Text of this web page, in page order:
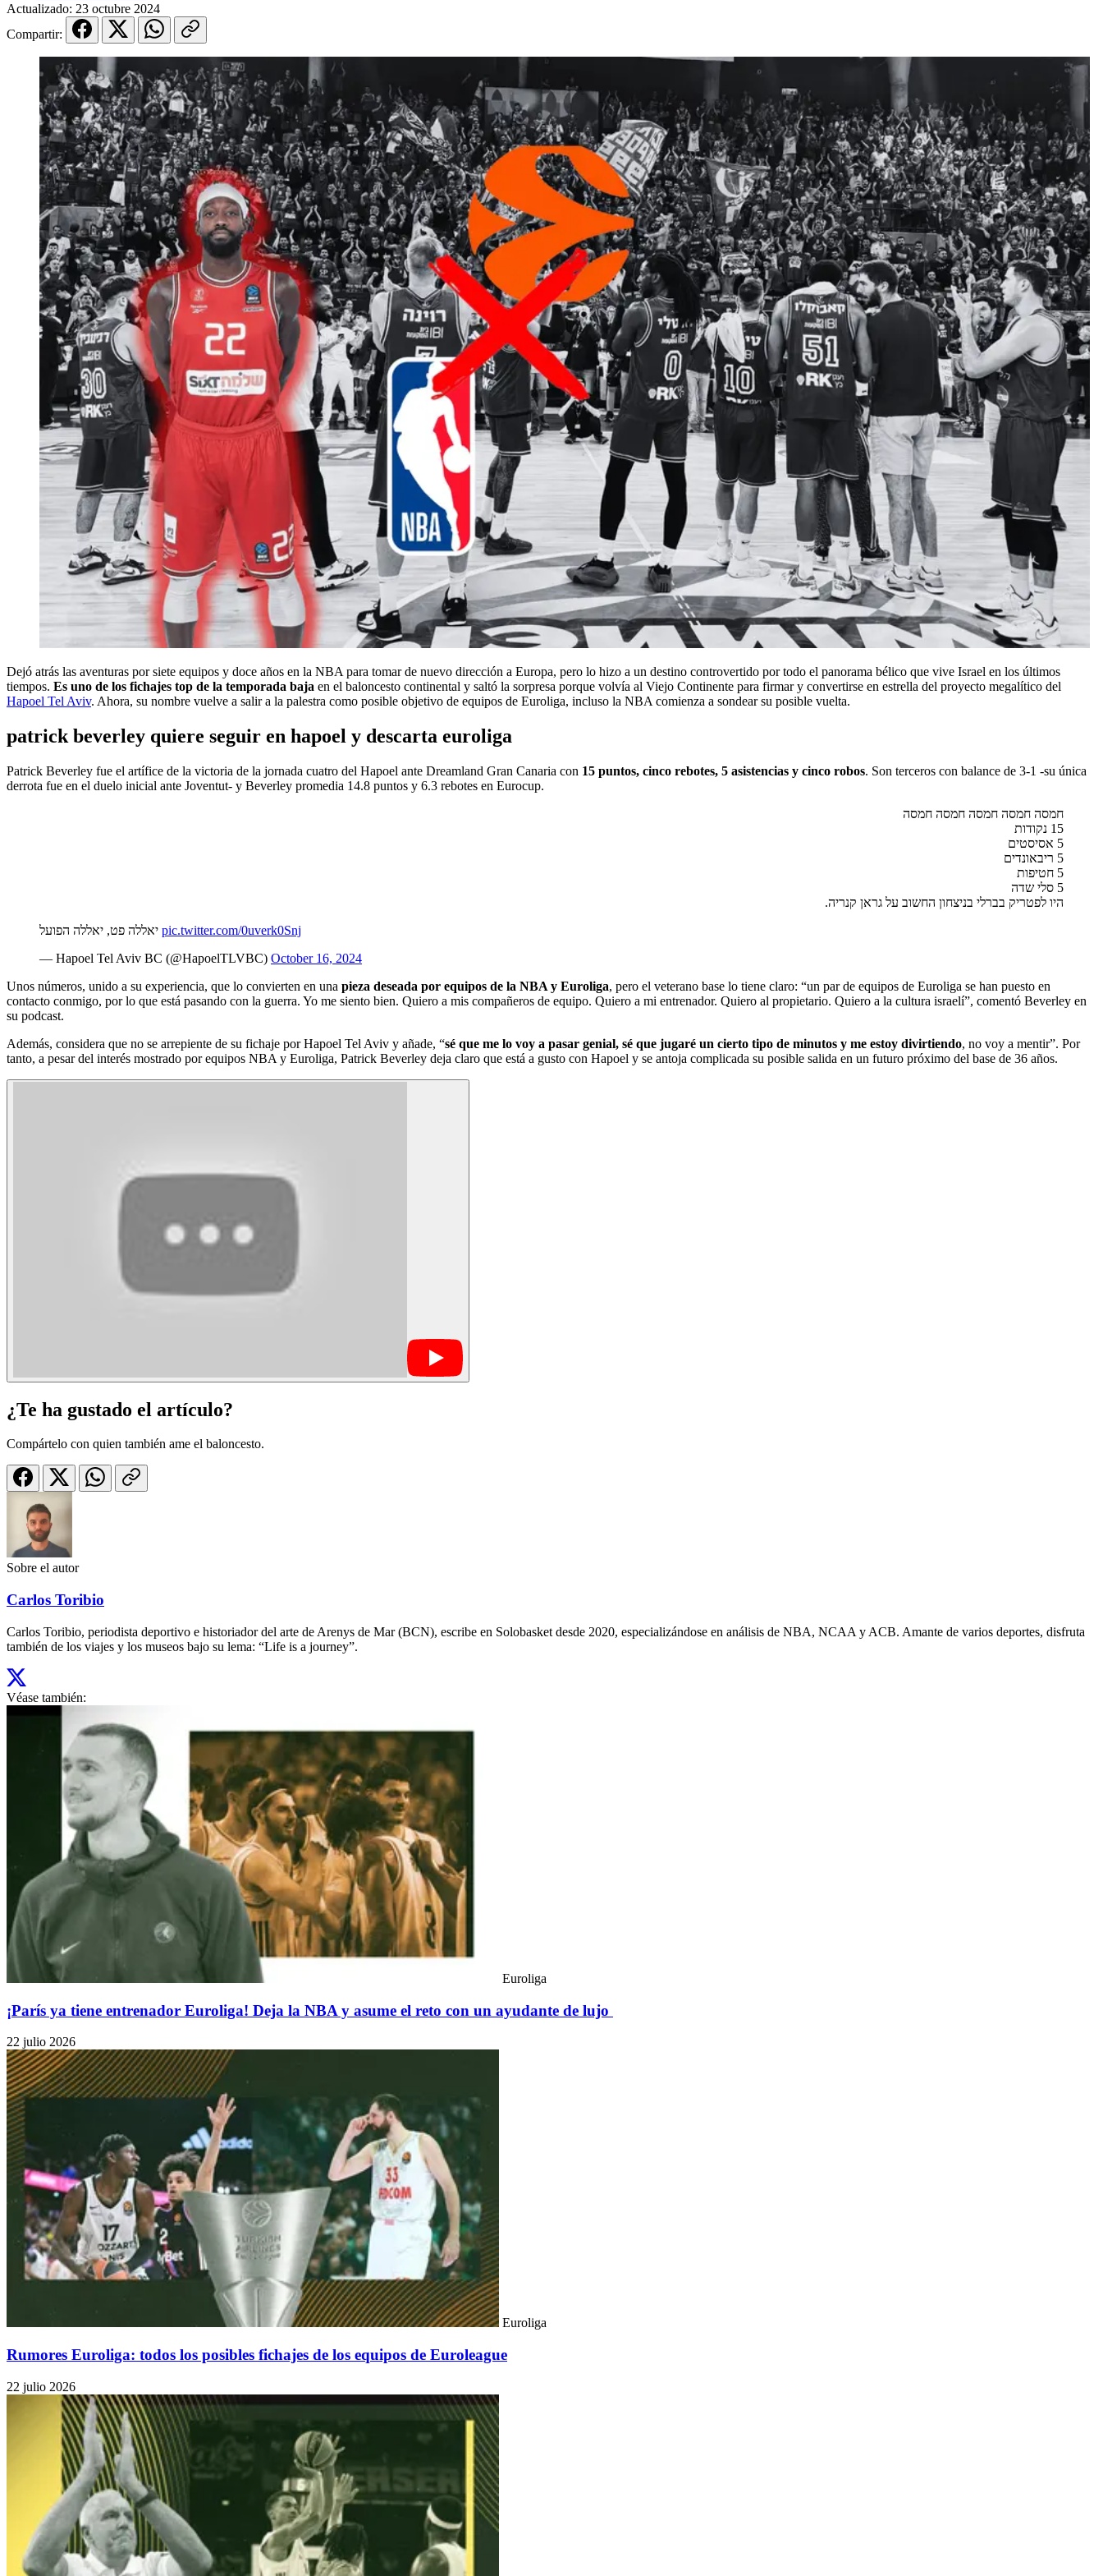
Actualizado: 23 octubre 2024
Compartir:
Dejó atrás las aventuras por siete equipos y doce años en la NBA para tomar de nuevo dirección a Europa, pero lo hizo a un destino controvertido por todo el panorama bélico que vive Israel en los últimos
tiempos. Es uno de los fichajes top de la temporada baja en el baloncesto continental y saltó la sorpresa porque volvía al Viejo Continente para firmar y convertirse en estrella del proyecto megalítico del
Hapoel Tel Aviv. Ahora, su nombre vuelve a salir a la palestra como posible objetivo de equipos de Euroliga, incluso la NBA comienza a sondear su posible vuelta.
patrick beverley quiere seguir en hapoel y descarta euroliga
Patrick Beverley fue el artífice de la victoria de la jornada cuatro del Hapoel ante Dreamland Gran Canaria con 15 puntos, cinco rebotes, 5 asistencias y cinco robos. Son terceros con balance de 3-1 -su única
derrota fue en el duelo inicial ante Joventut- y Beverley promedia 14.8 puntos y 6.3 rebotes en Eurocup.
חמסה חמסה חמסה חמסה חמסה
15 נקודות
5 אסיסטים
5 ריבאונדים
5 חטיפות
5 סלי שדה
היו לפטריק בברלי בניצחון החשוב על גראן קנריה.
pic.twitter.com/0uverk0Snj
— Hapoel Tel Aviv BC (@HapoelTLVBC) October 16, 2024
Unos números, unido a su experiencia, que lo convierten en una pieza deseada por equipos de la NBA y Euroliga, pero el veterano base lo tiene claro: “un par de equipos de Euroliga se han puesto en
contacto conmigo, por lo que está pasando con la guerra. Yo me siento bien. Quiero a mis compañeros de equipo. Quiero a mi entrenador. Quiero al propietario. Quiero a la cultura israelí”, comentó Beverley en
su podcast.
Además, considera que no se arrepiente de su fichaje por Hapoel Tel Aviv y añade, “sé que me lo voy a pasar genial, sé que jugaré un cierto tipo de minutos y me estoy divirtiendo, no voy a mentir”. Por
tanto, a pesar del interés mostrado por equipos NBA y Euroliga, Patrick Beverley deja claro que está a gusto con Hapoel y se antoja complicada su posible salida en un futuro próximo del base de 36 años.
¿Te ha gustado el artículo?
Compártelo con quien también ame el baloncesto.
Sobre el autor
Carlos Toribio
Carlos Toribio, periodista deportivo e historiador del arte de Arenys de Mar (BCN), escribe en Solobasket desde 2020, especializándose en análisis de NBA, NCAA y ACB. Amante de varios deportes, disfruta
también de los viajes y los museos bajo su lema: “Life is a journey”.
Véase también:
Euroliga
¡París ya tiene entrenador Euroliga! Deja la NBA y asume el reto con un ayudante de lujo
22 julio 2026
Euroliga
Rumores Euroliga: todos los posibles fichajes de los equipos de Euroleague
22 julio 2026